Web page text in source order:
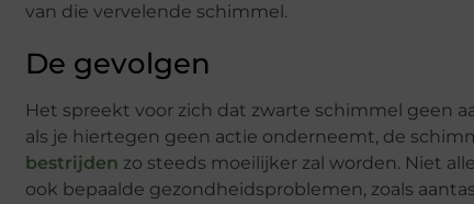
van die vervelende schimmel.
De gevolgen
Het spreekt voor zich dat zwarte schimmel geen
als je hiertegen geen actie onderneemt, de
bestrijden zo steeds moeilijker zal worden. Niet
ook bepaalde gezondheidsproblemen, zoals